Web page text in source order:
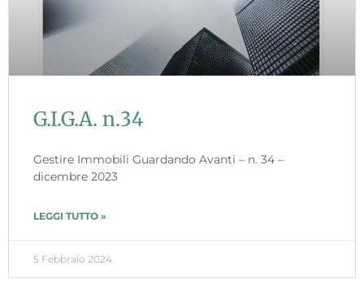
G.I.G.A. n.34
Gestire Immobili Guardando Avanti – n. 34 –
dicembre 2023
LEGGI TUTTO »
5 Febbraio 2024